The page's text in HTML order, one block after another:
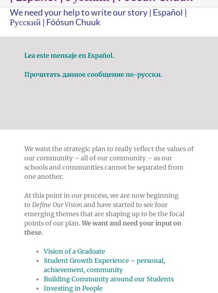
We need your help to write our story | Español |
Русский | Fóósun Chuuk
Lea este mensaje en Español.
Прочитать данное сообщение по-русски.
We want the strategic plan to really reflect the values of
our community – all of our community – as our
schools and communities cannot be separated from
one another.
At this point in our process, we are now beginning
to Define Our Vision and have started to see four
emerging themes that are shaping up to be the focal
points of our plan.We want and need your input on
these.
Vision of a Graduate
Student Growth Experience – personal,
achievement, community
Building Community around our Students
Investing in People